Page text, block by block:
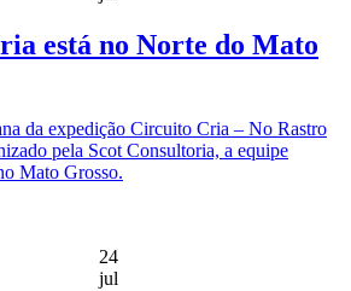
está no Norte do Mato
da expedição Circuito Cria – No Rastro
pela Scot Consultoria, a equipe
Mato Grosso.
24
jul